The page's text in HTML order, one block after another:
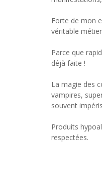
Forte de mon
véritable
Parce que
déjà faite !
La magie des
vampires,
souvent
Produits
respectées.